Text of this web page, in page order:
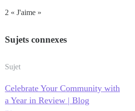
2 « J'aime »
Sujets connexes
Sujet
Celebrate Your Community with
a Year in Review | Blog